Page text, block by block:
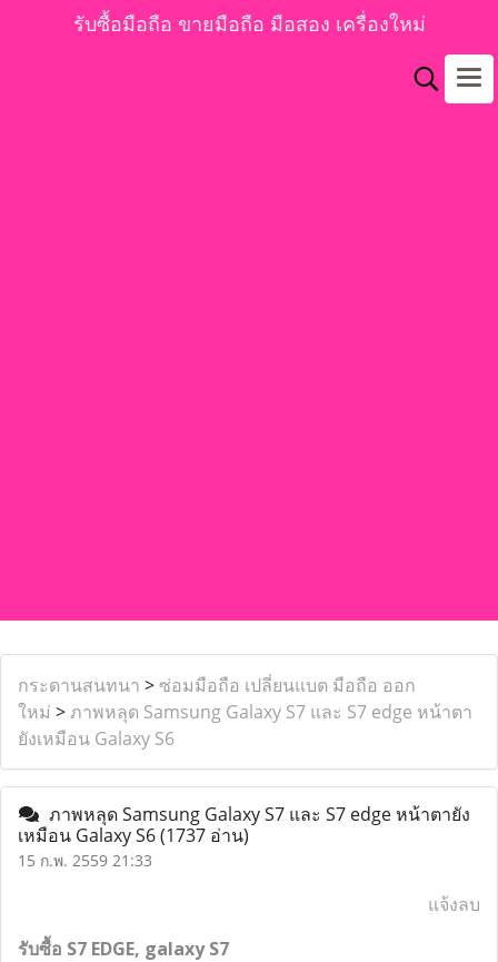
รับซื้อมือถือ ขายมือถือ มือสอง เครื่องใหม่
กระดานสนทนา >ซ่อมมือถือ เปลี่ยนแบต มือถือ ออก
ใหม่ >ภาพหลุด Samsung Galaxy S7 และ S7 edge หน้าตา
ยังเหมือน Galaxy S6
ภาพหลุด Samsung Galaxy S7 และ S7 edge หน้าตายัง
เหมือน Galaxy S6(1737 อ่าน)
15 ก.พ. 2559 21:33
แจ้งลบ
รับซื้อ S7 EDGE, galaxy S7